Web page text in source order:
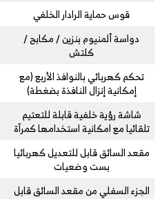
قوس حماية الرادار الخلفي
دواسة ألمنيوم بنزين / مكابح /
كلتش
تحكم كهربائي بالنوافذ الأربع (مع
إمكانية إنزال النافذة بضغطة)
شاشة رؤية خلفية قابلة للتعتيم
تلقائيا مع امكانية استخدامها كمرآة
مقعد السائق قابل للتعديل كهربائيا
بست وضعيات
الجزء السفلي من مقعد السائق قابل